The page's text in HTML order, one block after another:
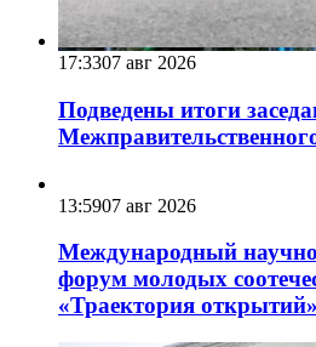
17:3307 авг 2026
Подведены итоги
13:5907 авг 2026
Международный
форум молодых
«Траектория